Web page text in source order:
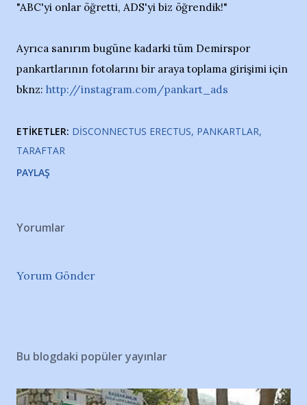
"ABC'yi onlar öğretti, ADS'yi biz öğrendik!"
Ayrıca sanırım bugüne kadarki tüm Demirspor
pankartlarının fotolarını bir araya toplama girişimi için
bknz: http://instagram.com/pankart_ads
ETIKETLER: DISCONNECTUS ERECTUS PANKARTLAR
TARAFTAR
PAYLAŞ
Yorumlar
Yorum Gönder
Bu blogdaki popüler yayınlar